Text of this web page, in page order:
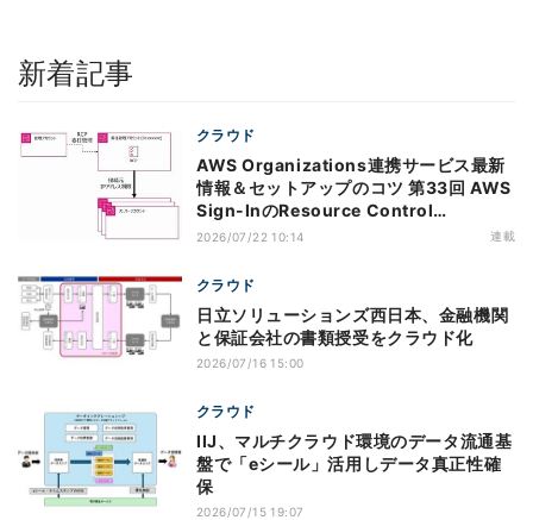
新着記事
クラウド
AWS Organizations連携サービス最新
情報＆セットアップのコツ 第33回 AWS
Sign-InのResource Control
Policy（RCP）対応のメリットと注意点
2026/07/22 10:14 連載
クラウド
日立ソリューションズ西日本、金融機関
と保証会社の書類授受をクラウド化
2026/07/16 15:00
クラウド
IIJ、マルチクラウド環境のデータ流通基
盤で「eシール」活用しデータ真正性確
保
2026/07/15 19:07